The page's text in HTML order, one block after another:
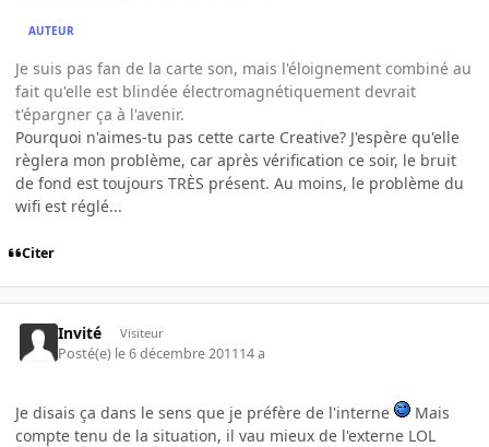
AUTEUR
Je suis pas fan de la carte son, mais l'éloignement combiné au
fait qu'elle est blindée électromagnétiquement devrait
t'épargner ça à l'avenir.
Pourquoi n'aimes-tu pas cette carte Creative? J'espère qu'elle
règlera mon problème, car après vérification ce soir, le bruit
de fond est toujours TRÈS présent. Au moins, le problème du
wifi est réglé...
Citer
Invité Visiteur
Posté(e) le 6 décembre 201114 a
Je disais ça dans le sens que je préfère de l'interne
Mais
compte tenu de la situation, il vau mieux de l'externe LOL